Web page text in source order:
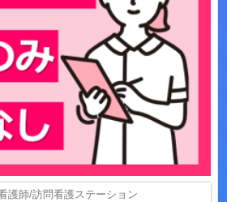
護師/訪問看護ステーション